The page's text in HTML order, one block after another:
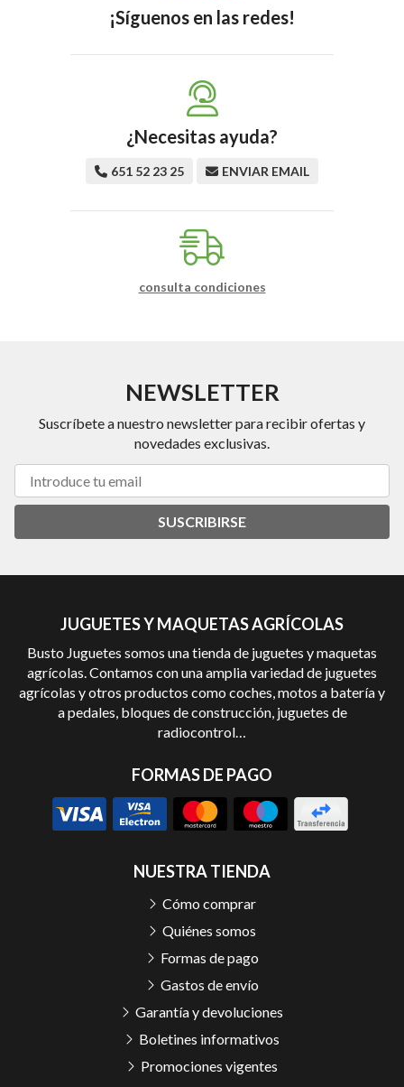
¡Síguenos en las redes!
¿Necesitas ayuda?
651 52 23 25 ENVIAR EMAIL
consulta condiciones
NEWSLETTER
Suscríbete a nuestro newsletter para recibir ofertas y
novedades exclusivas.
SUSCRIBIRSE
JUGUETES Y MAQUETAS AGRÍCOLAS
Busto Juguetes somos una tienda de juguetes y maquetas
agrícolas. Contamos con una amplia variedad de juguetes
agrícolas y otros productos como coches, motos a batería y
a pedales, bloques de construcción, juguetes de
radiocontrol…
FORMAS DE PAGO
NUESTRA TIENDA
Cómo comprar
Quiénes somos
Formas de pago
Gastos de envío
Garantía y devoluciones
Boletines informativos
Promociones vigentes